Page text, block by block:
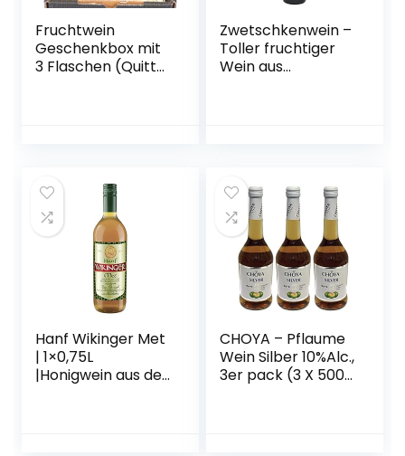
Fruchtwein
Geschenkbox mit
3 Flaschen (Quitte,
Zwetschkenwein –
Toller fruchtiger
Wein aus
Hanf Wikinger Met
| 1×0,75L
|Honigwein aus der
CHOYA – Pflaume
Wein Silber 10%Alc.,
3er pack (3 X 500